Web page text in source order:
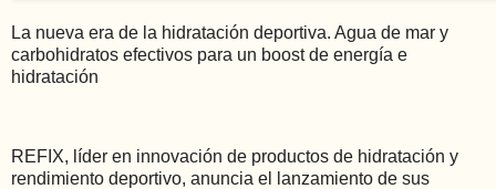
La nueva era de la hidratación deportiva. Agua de mar y
carbohidratos efectivos para un boost de energía e
hidratación
REFIX, líder en innovación de productos de hidratación y
rendimiento deportivo, anuncia el lanzamiento de sus